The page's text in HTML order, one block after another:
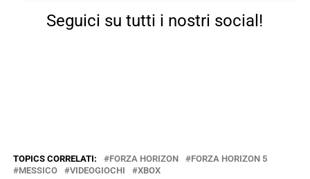
Seguici su tutti i nostri social!
TOPICS CORRELATI: FORZA HORIZON
FORZA HORIZON 5
MESSICO
VIDEOGIOCHI XBOX